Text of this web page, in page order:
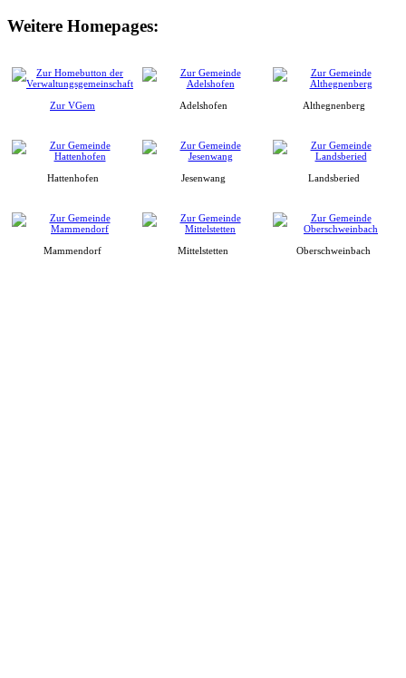
Weitere Homepages:
Zur VGem Adelshofen Althegnenberg
Hattenhofen Jesenwang Landsberied
Mammendorf Mittelstetten Oberschweinbach